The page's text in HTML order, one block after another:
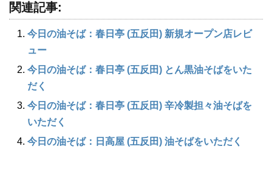
関連記事:
今日の油そば：春日亭 (五反田) 新規オープン店レビ
ュー
今日の油そば：春日亭 (五反田) とん黒油そばをいた
だく
今日の油そば：春日亭 (五反田) 辛冷製担々油そばを
いただく
今日の油そば：日高屋 (五反田) 油そばをいただく